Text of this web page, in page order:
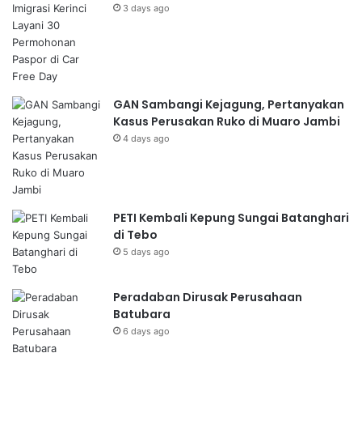
3 days ago
GAN Sambangi Kejagung, Pertanyakan
Kasus Perusakan Ruko di Muaro Jambi
4 days ago
PETI Kembali Kepung Sungai Batanghari
di Tebo
5 days ago
Peradaban Dirusak Perusahaan
Batubara
6 days ago